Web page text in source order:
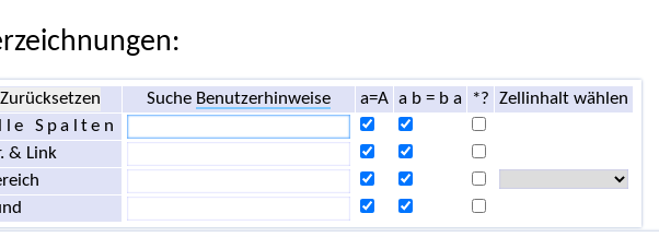
Zurücksetzen Suche Benutzerhinweise a=A a b = b a *?
Zellinhalt wählen
Spalten
& Link